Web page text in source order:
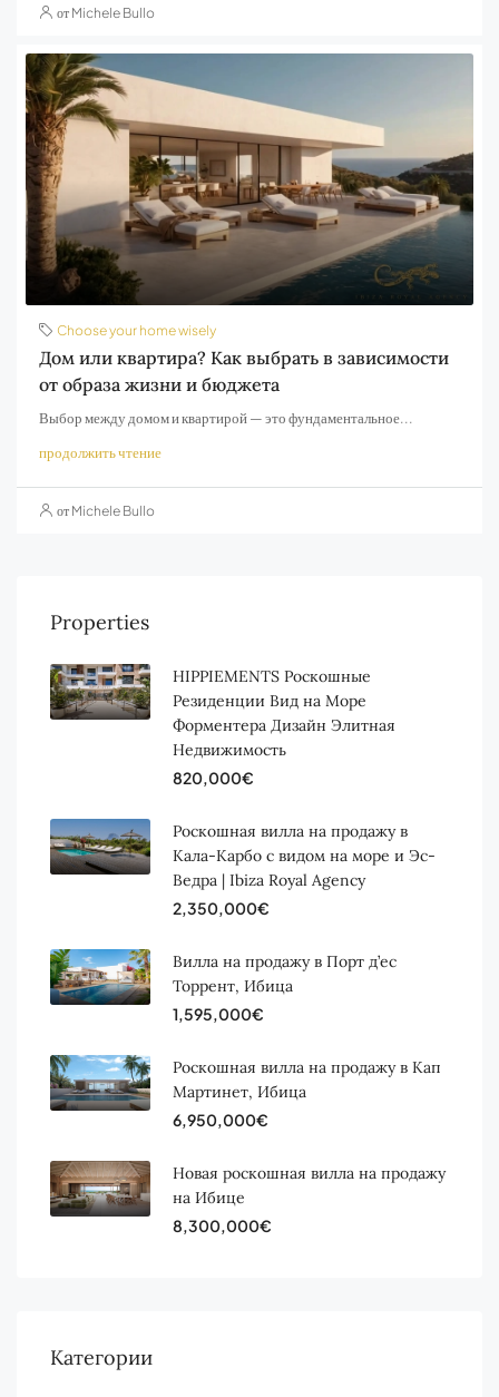
от Michele Bullo
Choose your home wisely
Дом или квартира? Как выбрать в зависимости
от образа жизни и бюджета
Выбор между домом и квартирой — это фундаментальное...
продолжить чтение
от Michele Bullo
Properties
HIPPIEMENTS Роскошные
Резиденции Вид на Море
Форментера Дизайн Элитная
Недвижимость
820,000€
Роскошная вилла на продажу в
Кала-Карбо с видом на море и Эс-
Ведра | Ibiza Royal Agency
2,350,000€
Вилла на продажу в Порт д’ес
Торрент, Ибица
1,595,000€
Роскошная вилла на продажу в Кап
Мартинет, Ибица
6,950,000€
Новая роскошная вилла на продажу
на Ибице
8,300,000€
Категории